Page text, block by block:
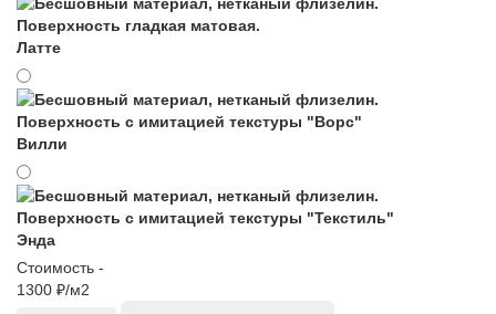
Латте
Вилли
Энда
Стоимость -
1300 ₽/м2